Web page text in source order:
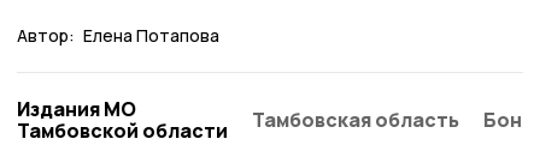
Автор: Елена Потапова
Издания МО
Тамбовской области
Тамбовская область